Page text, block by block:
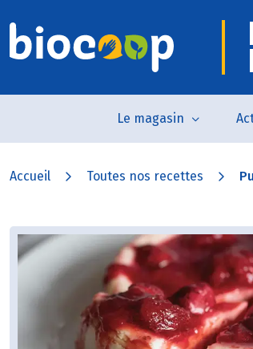
Le magasin
Accueil Toutes nos recettes